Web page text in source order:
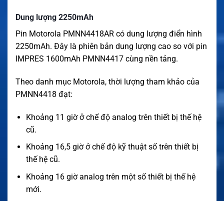
Dung lượng 2250mAh
Pin Motorola PMNN4418AR có dung lượng điển hình
2250mAh. Đây là phiên bản dung lượng cao so với pin
IMPRES 1600mAh PMNN4417 cùng nền tảng.
Theo danh mục Motorola, thời lượng tham khảo của
PMNN4418 đạt:
Khoảng 11 giờ ở chế độ analog trên thiết bị thế hệ
cũ.
Khoảng 16,5 giờ ở chế độ kỹ thuật số trên thiết bị
thế hệ cũ.
Khoảng 16 giờ analog trên một số thiết bị thế hệ
mới.